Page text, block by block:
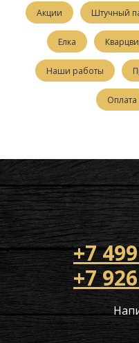
Акции Штучный
Елка
Наши работы
Оплата
+7
+7